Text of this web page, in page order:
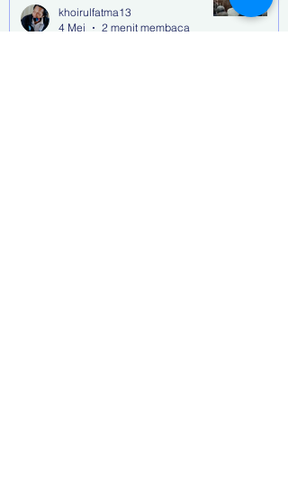
khoirulfatma13
4 Mei
2 menit membaca